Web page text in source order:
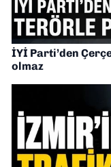
İYİ Parti’den
olmaz